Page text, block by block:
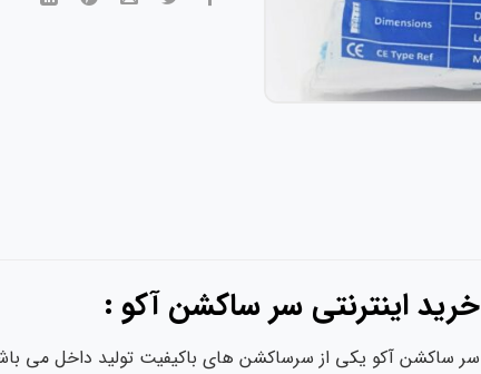
خرید اینترنتی سر ساکشن آکو :
سر ساکشن آکو یکی از سرساکشن های باکیفیت تولید داخل می